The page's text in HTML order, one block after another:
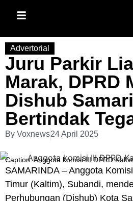
Advertorial
Juru Parkir
Marak, DPRD
Dishub
Bertindak
By Voxnews24 April 2025
Caption: Anggota komisi III DPRD
SAMARINDA – Anggota
Timur (Kaltim), Subandi,
Perhubungan (Dishub) Kota